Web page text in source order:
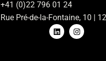
+41 (0)22 796 01 24
Rue Pré-de-la-Fontaine, 10 |
L
i
n
I
n
s